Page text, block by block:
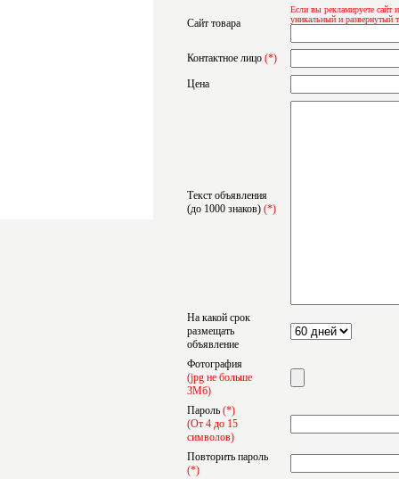
Сайт товара
Если вы рекламируете сайт
уникальный и развернутый
Контактное лицо (*)
Цена
Текст объявления
(до 1000 знаков) (*)
На какой срок
размещать
объявление
Фотография
(jpg не больше
3Мб)
Пароль (*)
(От 4 до 15
символов)
Повторить пароль
(*)